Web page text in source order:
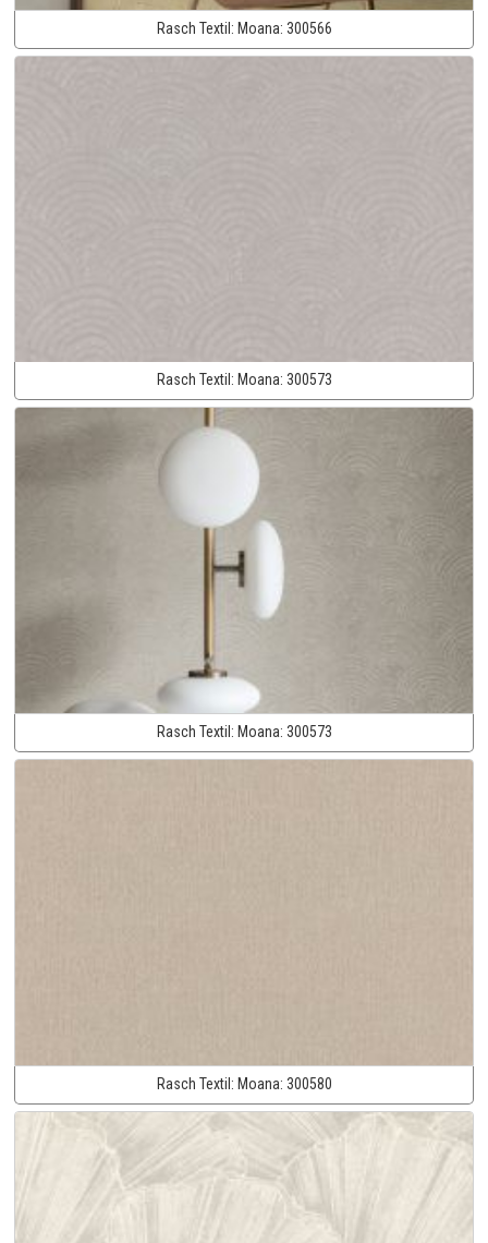
Rasch Textil: Moana: 300566
Rasch Textil: Moana: 300573
Rasch Textil: Moana: 300573
Rasch Textil: Moana: 300580